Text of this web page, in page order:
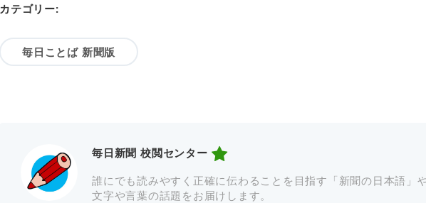
カテゴリー:
毎日ことば 新聞版
毎日新聞 校閲センター
誰にでも読みやすく正確に伝わることを目指す「新聞の日本語」
文字や言葉の話題をお届けします。